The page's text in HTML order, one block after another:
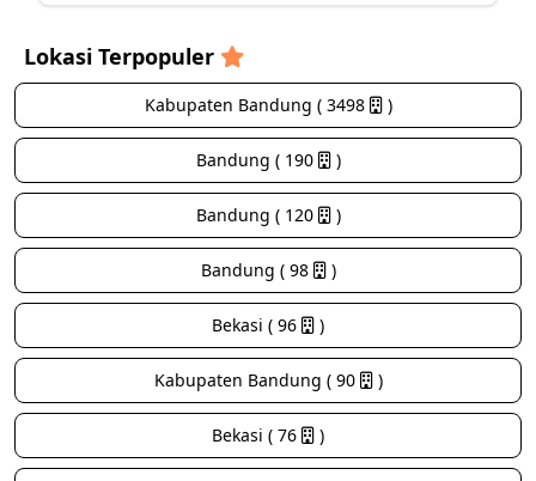
Lokasi Terpopuler
Kabupaten Bandung ( 3498 )
Bandung ( 190 )
Bandung ( 120 )
Bandung ( 98 )
Bekasi ( 96 )
Kabupaten Bandung ( 90 )
Bekasi ( 76 )